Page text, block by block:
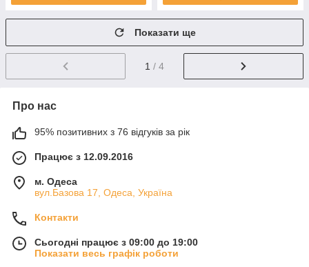
Показати ще
1 / 4
Про нас
95% позитивних з 76 відгуків за рік
Працює з 12.09.2016
м. Одеса
вул.Базова 17, Одеса, Україна
Контакти
Сьогодні працює з 09:00 до 19:00
Показати весь графік роботи